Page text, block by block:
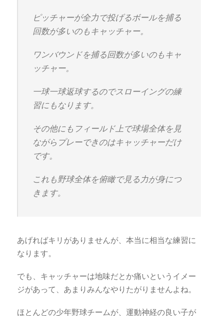
ピッチャーが全力で投げるボールを捕る
回数が多いのもキャッチャー。
ワンバウンドを捕る回数が多いのもキャ
ッチャー。
一球一球返球するのでスローイングの練
習にもなります。
その他にもフィールド上で球場全体を見
ながらプレーできのはキャッチャーだけ
です。
これも野球全体を俯瞰で見る力が身につ
きます。
あげればキリがありませんが、本当に相当な練習に
なります。
でも、キャッチャーは地味だとか痛いというイメー
ジがあって、あまりみんなやりたがりませんよね。
ほとんどの少年野球チームが、運動神経の良い子が